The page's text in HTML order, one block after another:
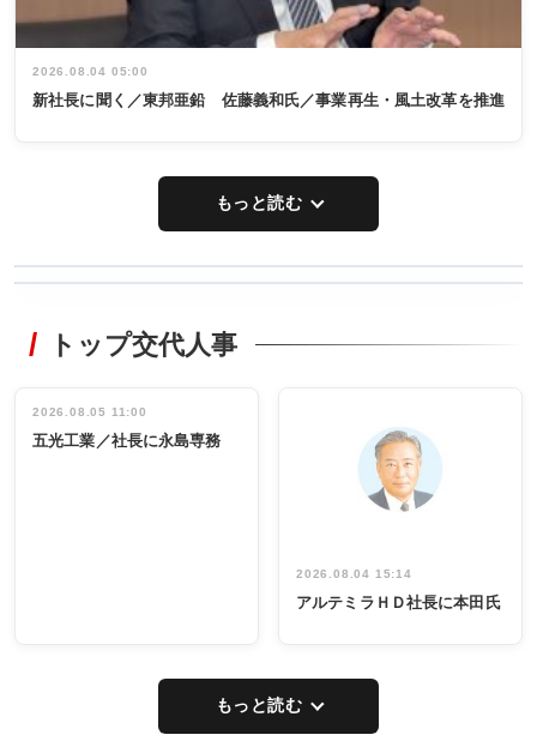
2026.08.04 05:00
新社長に聞く／東邦亜鉛 佐藤義和氏／事業再生・風土改革を推進
もっと読む
非鉄業界で
インタビュ
ー／社内ア
タックトレー
祝う 業界関
係者ら220人
出席
トップ交代人事
2026.08.05 11:00
五光工業／社長に永島専務
2026.08.04 15:14
アルテミラＨＤ社長に本田氏
もっと読む